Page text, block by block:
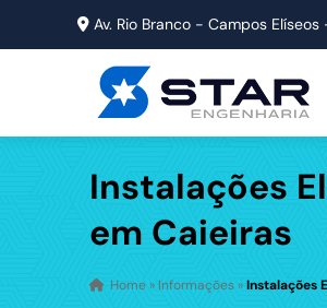
Av. Rio Branco - Campos Elíseos
Instalações
em Caieiras
Home » Informações »Instalações